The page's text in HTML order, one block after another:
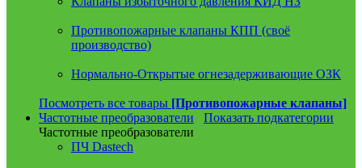
Противопожарные клапаны КПП (своё
производство)
Нормально-Открытые огнезадерживающие ОЗК
Посмотреть все товары [Противопожарные клапаны]
Частотные преобразователи
Показать подкатегории
Частотные преобразователи
ПЧ Dastech